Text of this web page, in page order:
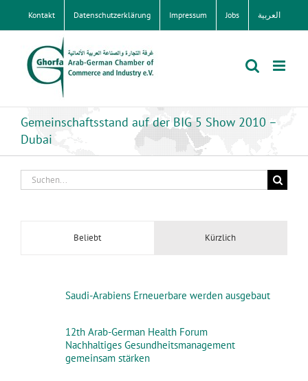
Kontakt Datenschutzerklärung Impressum Jobs العربية
Gemeinschaftsstand auf der BIG 5 Show 2010 –
Dubai
Suche
nach:
Beliebt Kürzlich
Saudi-Arabiens Erneuerbare werden ausgebaut
12th Arab-German Health Forum
Nachhaltiges Gesundheitsmanagement
gemeinsam stärken